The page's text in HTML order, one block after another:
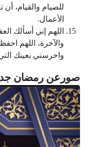
للصيام والقيام،
الأعمال.
اللهم إني أسألك
والآخرة، اللهم
واحرسني بعينك التي
صورعن رمضان